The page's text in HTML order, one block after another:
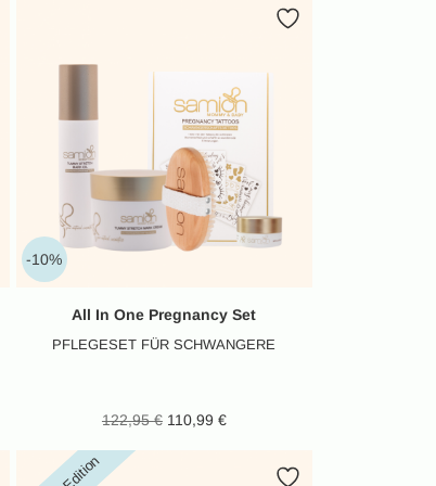
39,99 €.
-10%
All In One Pregnancy Set
PFLEGESET FÜR SCHWANGERE
122,95€ Ursprünglicher Preis
110,99 €
110,99 €.